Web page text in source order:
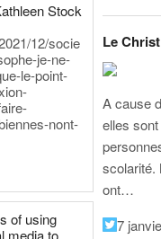
Stock
12/socie
je-ne-
le-point-
nont-
of using
media to
Le
A cause
elles
scolarité.
ont…
7